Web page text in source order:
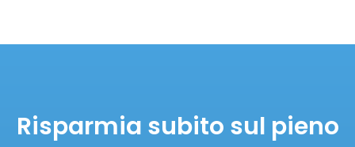
Risparmia subito sul pieno